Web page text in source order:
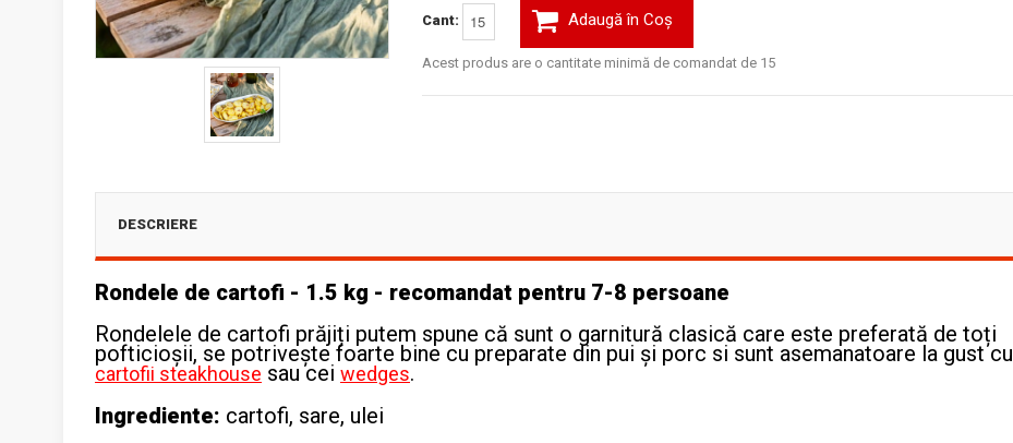
Cant: Adaugă în Coş
Acest produs are o cantitate minimă de comandat de 15
DESCRIERE
Rondele de cartofi - 1.5 kg - recomandat pentru 7-8 persoane
Rondelele de cartofi prăjiți putem spune că sunt o garnitură clasică care este preferată de toți
pofticioșii, se potrivește foarte bine cu preparate din pui și porc si sunt asemanatoare la gust cu
cartofii steakhouse sau cei wedges.
Ingrediente: cartofi, sare, ulei